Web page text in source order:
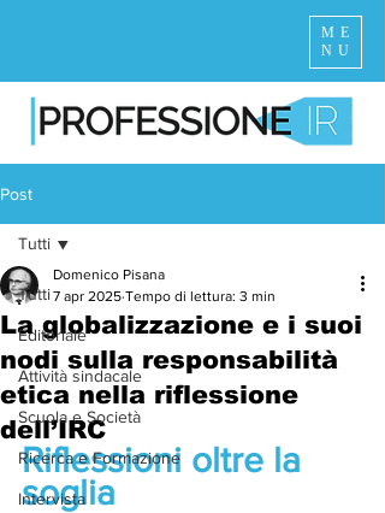
ME
NU
Post
Tutti
Editoriale
Attività sindacale
Scuola e Società
Ricerca e Formazione
Intervista
Tutti
La globalizzazione e i suoi
nodi sulla responsabilità
etica nella riflessione
dell’IRC
Domenico Pisana
7 apr 2025 Tempo di lettura: 3 min
Riflessioni oltre la
soglia